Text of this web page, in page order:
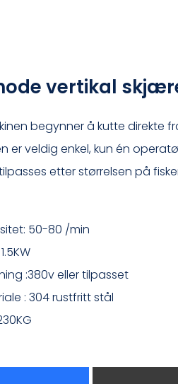
vertikal
begynner å kutte direkte
er veldig enkel, kun én
etter størrelsen på
50-80 /min
:380v eller tilpasset
: 304 rustfritt stål